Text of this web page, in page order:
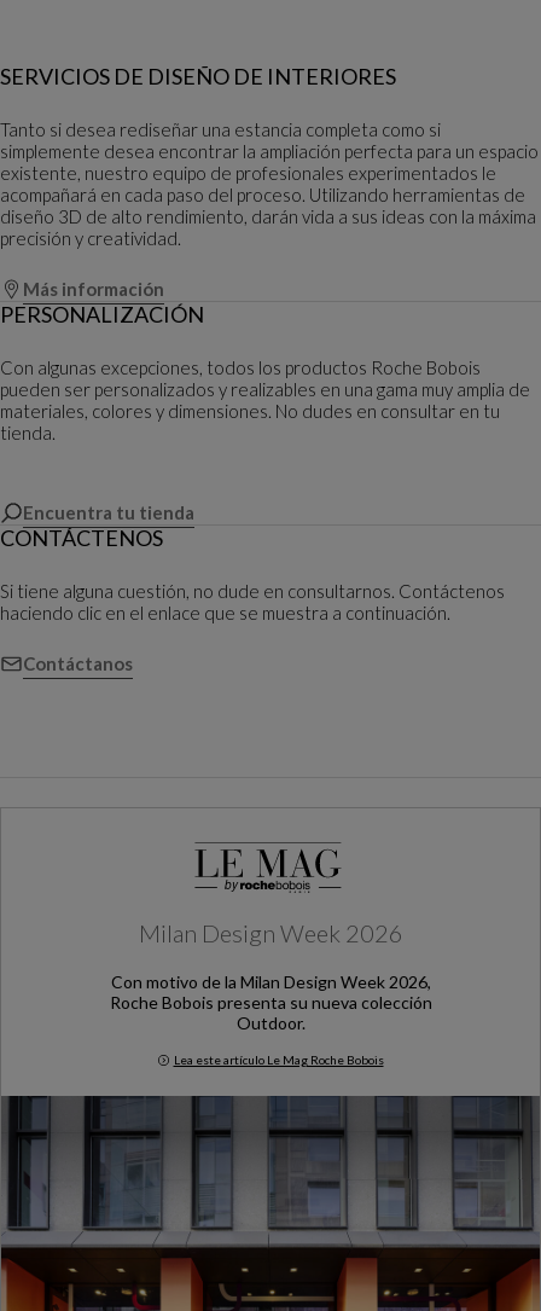
SERVICIOS DE DISEÑO DE INTERIORES
Tanto si desea rediseñar una estancia completa como si
simplemente desea encontrar la ampliación perfecta para un espacio
existente, nuestro equipo de profesionales experimentados le
acompañará en cada paso del proceso. Utilizando herramientas de
diseño 3D de alto rendimiento, darán vida a sus ideas con la máxima
precisión y creatividad.
Más información
PERSONALIZACIÓN
Con algunas excepciones, todos los productos Roche Bobois
pueden ser personalizados y realizables en una gama muy amplia de
materiales, colores y dimensiones. No dudes en consultar en tu
tienda.
Encuentra tu tienda
CONTÁCTENOS
Si tiene alguna cuestión, no dude en consultarnos. Contáctenos
haciendo clic en el enlace que se muestra a continuación.
Contáctanos
Milan Design Week 2026
Con motivo de la Milan Design Week 2026,
Roche Bobois presenta su nueva colección
Outdoor.
Lea este artículo Le Mag Roche Bobois
Milan Design Week 2026